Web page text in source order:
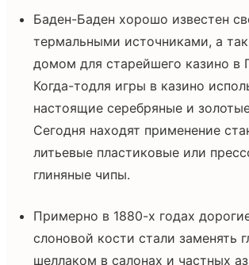
Баден-Баден хорошо известен
термальными источниками, а
домом для старейшего казино в
Когда-тодля игры в казино
настоящие серебряные и
Сегодня находят применение
литьевые пластиковые или
глиняные чипы.
Примерно в 1880-х годах
слоновой кости стали заменять
шеллаком в салонах и частных